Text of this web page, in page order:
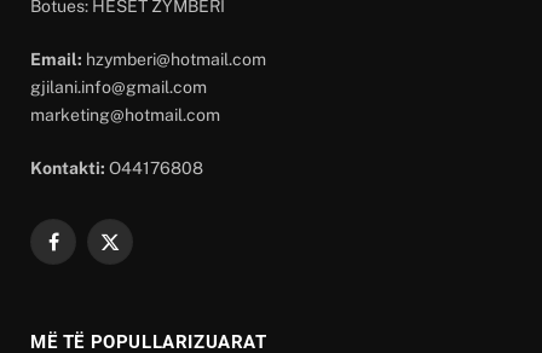
Botues: HESET ZYMBERI
Email: hzymberi@hotmail.com
gjilani.info@gmail.com
marketing@hotmail.com
Kontakti: O44176808
Facebook
X
MË TË POPULLARIZUARAT